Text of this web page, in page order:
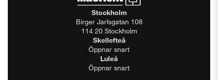
Stockholm
Birger Jarlsgatan 108
114 20 Stockholm
Skellefteå
Öppnar snart
Luleå
Öppnar snart